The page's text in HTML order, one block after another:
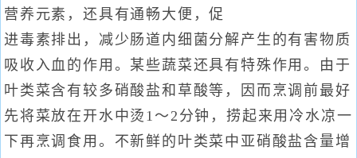
营养元素，还具有通畅大便，促
进毒素排出，减少肠道内细菌分解产生的有害物质
吸收入血的作用。某些蔬菜还具有特殊作用。由于
叶类菜含有较多硝酸盐和草酸等，因而烹调前最好
先将菜放在开水中烫1～2分钟，捞起来用冷水凉一
下再烹调食用。不新鲜的叶类菜中亚硝酸盐含量增